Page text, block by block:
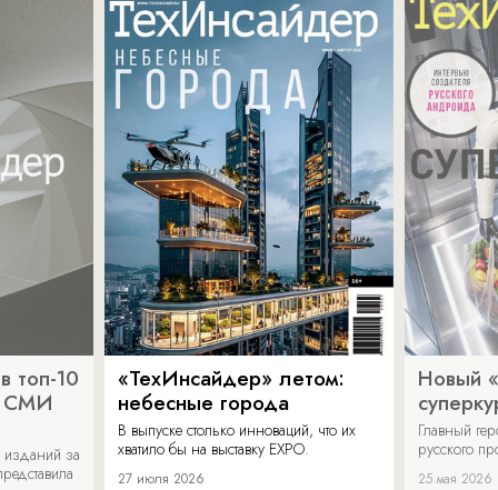
топ-10
СМИ
изданий за
«ТехИнсайдер» летом:
небесные города
В выпуске столько инноваций, что их
хватило бы на выставку EXPO.
27 июля 2026
Новый
Главный
русского
25 мая 2026